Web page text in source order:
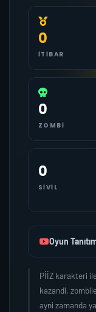
0
İTIBAR
0
ZOMBI
0
SIVIL
Oyun
PİİZ karakteri
kazandi,
ayni zamanda